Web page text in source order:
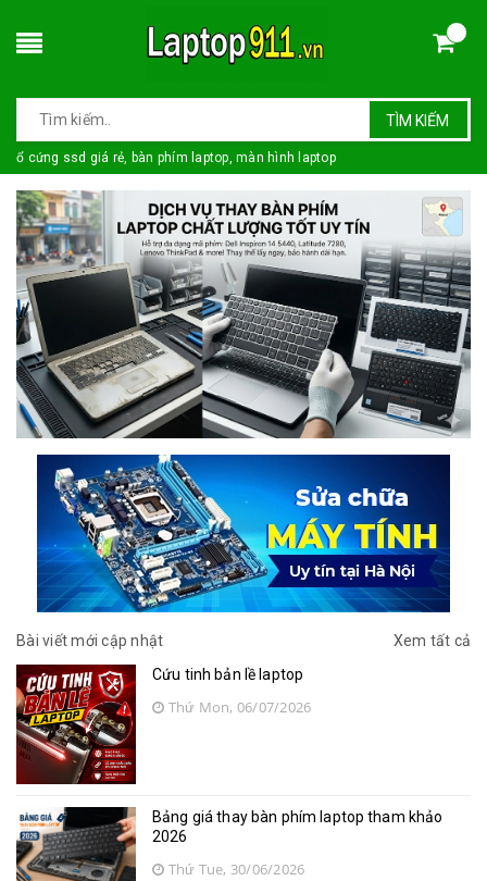
TÌM KIẾM
ổ cứng ssd giá rẻ, bàn phím laptop, màn hình laptop
Bài viết mới cập nhật
Xem tất cả
Cứu tinh bản lề laptop
Thứ Mon, 06/07/2026
Bảng giá thay bàn phím laptop tham khảo
2026
Thứ Tue, 30/06/2026